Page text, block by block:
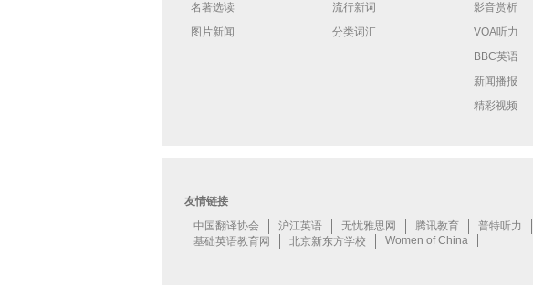
名著选读
图片新闻
流行新词
分类词汇
影音赏析
VOA听力
BBC英语
新闻播报
精彩视频